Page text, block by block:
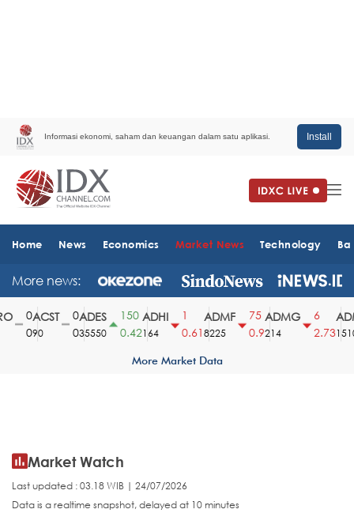
Informasi ekonomi, saham dan keuangan dalam satu aplikasi. Install
Home News Economics Market News Technology
More news:
ACST
90
ADES
35550
150
0.42
ADHI
164
0.61
ADMF
8225
75
0.9
ADMG
214
2.731510
More Market Data
Market Watch
Last updated : 03.18 WIB | 24/07/2026
Data is a realtime snapshot, delayed at 10 minutes